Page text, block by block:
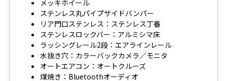
メッキホイール
ステンレス丸パイプサイドバンパー
リア門口ステンレス：ステンレス丁番
ステンレスロックバー：アルミシマ床
ラッシングレール2段：エアラインレール
水抜き穴：カラーバックカメラ／モニタ
オートエアコン：オートクルーズ
煤焼き：Bluetoothオーディオ